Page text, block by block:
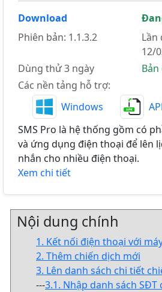
Download
Phiên bản: 1.1.3.2
Lần
12/
Dùng thử 3 ngày
Bản
Các nền tảng hỗ trợ:
Windows
SMS Pro là hệ thống gồm có
và ứng dụng điện thoại để lên
nhắn cho nhiều điện thoại.
Xem chi tiết
Nội dung chính
1. Kết nối điện thoại với
2. Thêm chiến dịch mới
3. Lên danh sách chi tiết
---3.1. Nhập danh sách SĐT